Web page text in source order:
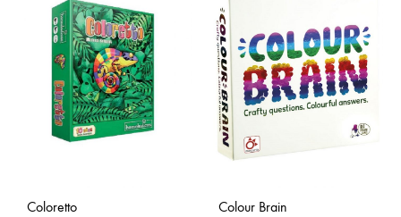
Coloretto Colour Brain